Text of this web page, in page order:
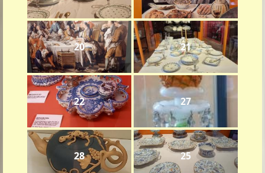
20 21
22 27
28 25